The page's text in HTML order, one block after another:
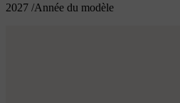
2027 /Année du modèle